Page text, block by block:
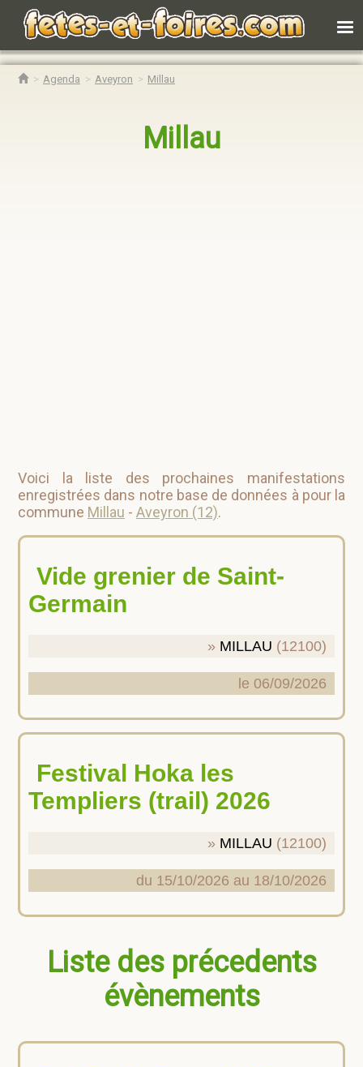
Agenda Aveyron Millau
Millau
Voici la liste des prochaines manifestations
enregistrées dans notre base de données à pour la
commune Millau - Aveyron (12).
Vide grenier de Saint-
Germain
MILLAU (12100)
le 06/09/2026
Festival Hoka les
Templiers (trail) 2026
MILLAU (12100)
du 15/10/2026 au 18/10/2026
Liste des précedents
évènements